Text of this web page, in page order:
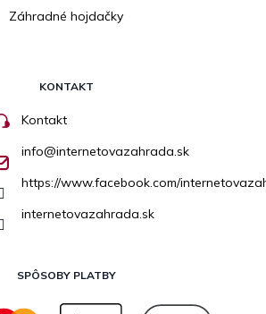
Záhradné hojdačky
KONTAKT
Kontakt
info@internetovazahrada.sk
https://www.facebook.com/
internetovazahrada.sk
SPÔSOBY PLATBY